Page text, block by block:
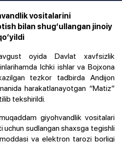
vositalarini
bilan shug‘ullangan jinoiy
oyida Davlat xavfsizlik
Ichki ishlar va Bojxona
tezkor tadbirda Andijon
harakatlanayotgan “Matiz”
tekshirildi.
giyohvandlik vositalari
uchun sudlangan shaxsga tegishli
moddasi va elektron tarozi borligi